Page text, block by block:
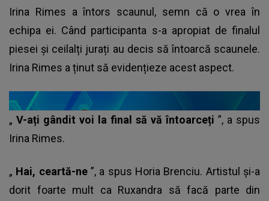
Irina Rimes a întors scaunul, semn că o vrea în
echipa ei. Când participanta s-a apropiat de finalul
piesei și ceilalți jurați au decis să întoarcă scaunele.
Irina Rimes a ținut să evidențieze acest aspect.
„ V-ați gândit voi la final să vă întoarceți ”, a spus
Irina Rimes.
„ Hai, ceartă-ne”, a spus Horia Brenciu. Artistul și-a
dorit foarte mult ca Ruxandra să facă parte din